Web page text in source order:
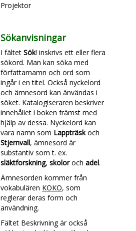
Projektor
Sökanvisningar
I fältet Sök! inskrivs ett eller flera
sökord. Man kan söka med
författarnamn och ord som
ingår i en titel. Också nyckelord
och ämnesord kan änvändas i
söket. Katalogiseraren beskriver
innehållet i boken främst med
hjälp av dessa. Nyckelord kan
vara namn som Lappträskoch
Stjernvall, ämnesord är
substantiv som t. ex.
släktforskning, skoloroch adel.
Ämnesorden kommer från
vokabulären KOKO, som
reglerar deras form och
användning.
Fältet Beskrivning är också